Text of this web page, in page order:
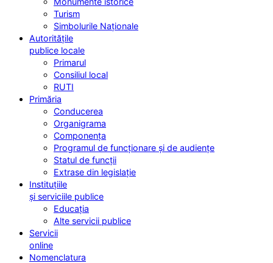
Turism
Simbolurile Naționale
Autoritățile
publice locale
Primarul
Consiliul local
RUTI
Primăria
Conducerea
Organigrama
Componența
Programul de funcționare și de audiențe
Statul de funcții
Extrase din legislație
Instituțiile
și serviciile publice
Educația
Alte servicii publice
Servicii
online
Nomenclatura